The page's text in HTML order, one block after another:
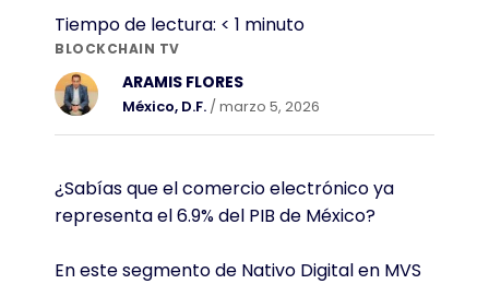
Tiempo de lectura: < 1 minuto
BLOCKCHAIN TV
ARAMIS FLORES
México, D.F. / marzo 5, 2026
¿Sabías que el comercio electrónico ya
representa el 6.9% del PIB de México?
En este segmento de Nativo Digital en MVS